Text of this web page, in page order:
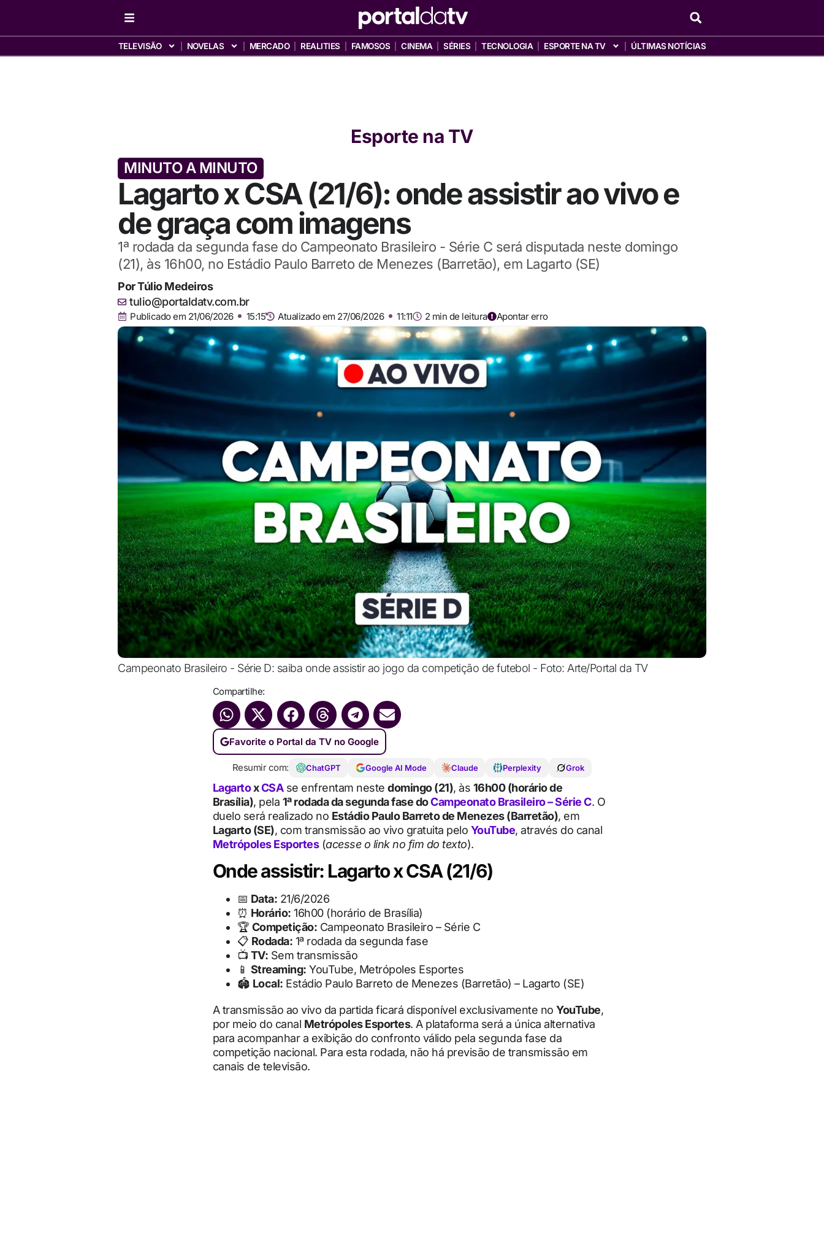
TELEVISÃO NOVELAS MERCADO REALITIES FAMOSOS CINEMA SÉRIES TECNOLOGIA ESPORTE NA TV ÚLTIMAS NOTÍCIAS
Esporte na TV
MINUTO A MINUTO
Lagarto x CSA (21/6): onde assistir ao vivo e
de graça com imagens
1ª rodada da segunda fase do Campeonato Brasileiro - Série C será disputada neste domingo
(21), às 16h00, no Estádio Paulo Barreto de Menezes (Barretão), em Lagarto (SE)
PorTúlio Medeiros
tulio@portaldatv.com.br
Publicado em 21/06/2026 15:15 Atualizado em 27/06/2026 11:11 2 min de leitura Apontar erro
Campeonato Brasileiro - Série D: saiba onde assistir ao jogo da competição de futebol - Foto: Arte/Portal da TV
Compartilhe:
Favorite o Portal da TV no Google
Resumir com: ChatGPT Google AI Mode Claude Perplexity Grok
LagartoxCSAse enfrentam neste domingo (21), às 16h00 (horário de
Brasília), pela 1ª rodada da segunda fase doCampeonato Brasileiro – Série C. O
duelo será realizado no Estádio Paulo Barreto de Menezes (Barretão), em
Lagarto (SE), com transmissão ao vivo gratuita pelo YouTube, através do canal
Metrópoles Esportes(acesse o link no fim do texto).
Onde assistir: Lagarto x CSA (21/6)
📅 Data: 21/6/2026
⏰ Horário: 16h00 (horário de Brasília)
🏆 Competição: Campeonato Brasileiro – Série C
📋 Rodada: 1ª rodada da segunda fase
📺 TV: Sem transmissão
📱 Streaming: YouTube, Metrópoles Esportes
🏟 Local: Estádio Paulo Barreto de Menezes (Barretão) – Lagarto (SE)
A transmissão ao vivo da partida ficará disponível exclusivamente no YouTube,
por meio do canal Metrópoles Esportes. A plataforma será a única alternativa
para acompanhar a exibição do confronto válido pela segunda fase da
competição nacional. Para esta rodada, não há previsão de transmissão em
canais de televisão.